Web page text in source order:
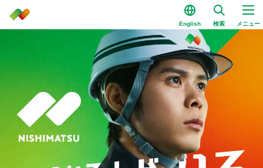
English 検索 メニュー